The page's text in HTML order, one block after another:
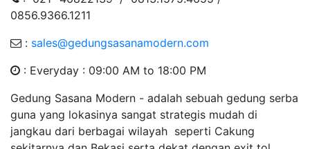
Jl. Raya Bekasi KM. 24 (LULU HYPERMARKET)
0856.9366.1211
:sales@gedungsasanamodern.com
: Everyday : 09:00 AM to 18:00 PM